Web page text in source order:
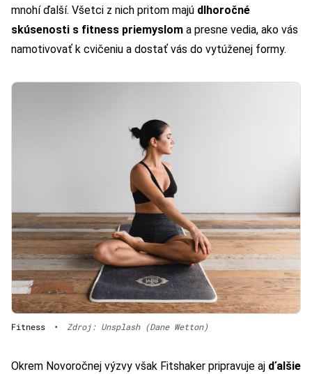
mnohí ďalší. Všetci z nich pritom majú dlhoročné
skúsenosti s fitness priemyslom a presne vedia, ako vás
namotivovať k cvičeniu a dostať vás do vytúženej formy.
Fitness • Zdroj: Unsplash (Dane Wetton)
Okrem Novoročnej výzvy však Fitshaker pripravuje aj ďalšie